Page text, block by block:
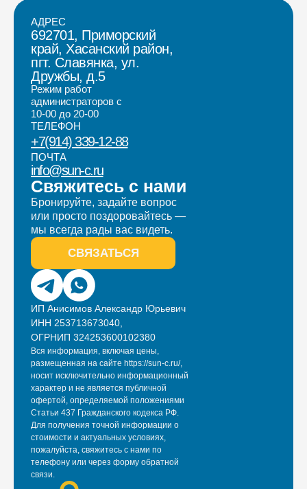
АДРЕС
692701, Приморский
край, Хасанский район,
пгт. Славянка, ул.
Дружбы, д.5
Режим работ
администраторов с
10-00 до 20-00
ТЕЛЕФОН
+7(914) 339-12-88
ПОЧТА
info@sun-c.ru
Свяжитесь с нами
Бронируйте, задайте вопрос
или просто поздоровайтесь —
мы всегда рады вас видеть.
СВЯЗАТЬСЯ
ИП Анисимов Александр Юрьевич
ИНН 253713673040,
ОГРНИП 324253600102380
Вся информация, включая цены,
размещенная на сайте https://sun-c.ru/,
носит исключительно информационный
характер и не является публичной
офертой, определяемой положениями
Статьи 437 Гражданского кодекса РФ.
Для получения точной информации о
стоимости и актуальных условиях,
пожалуйста, свяжитесь с нами по
телефону или через форму обратной
связи.